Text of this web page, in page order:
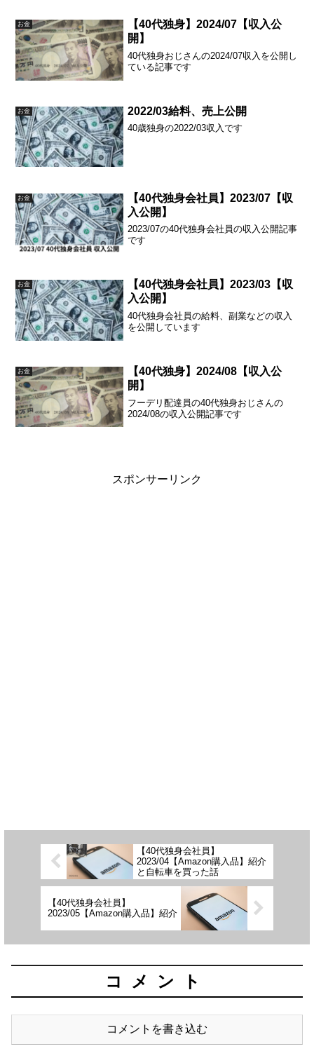
お金
【40代独身】2024/07【収入公
開】
40代独身おじさんの2024/07収入を公開し
ている記事です
お金 2022/03給料、売上公開
40歳独身の2022/03収入です
お金
【40代独身会社員】2023/07【収
入公開】
2023/07の40代独身会社員の収入公開記事
です
お金
【40代独身会社員】2023/03【収
入公開】
40代独身会社員の給料、副業などの収入
を公開しています
お金
【40代独身】2024/08【収入公
開】
フーデリ配達員の40代独身おじさんの
2024/08の収入公開記事です
スポンサーリンク
【40代独身会社員】
2023/04【Amazon購入品】紹介
と自転車を買った話
【40代独身会社員】
2023/05【Amazon購入品】紹介
コメント
コメントを書き込む